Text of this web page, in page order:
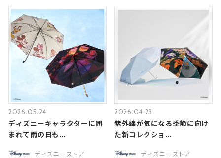
2026.05.24
ディズニーキャラクターに囲
まれて雨の日も...
ディズニーストア
2026.04.23
紫外線が気になる季節に向け
た新コレクショ...
ディズニーストア